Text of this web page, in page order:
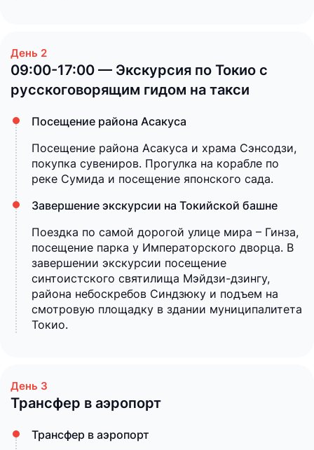
09:00-17:00 — Экскурсия по Токио с
русскоговорящим гидом на такси
Посещение района Асакуса
Посещение района Асакуса и храма Сэнсодзи,
покупка сувениров. Прогулка на корабле по
реке Сумида и посещение японского сада.
Завершение экскурсии на Токийской башне
Поездка по самой дорогой улице мира – Гинза,
посещение парка у Императорского дворца. В
завершении экскурсии посещение
синтоистского святилища Мэйдзи-дзингу,
района небоскребов Синдзюку и подъем на
смотровую площадку в здании муниципалитета
Токио.
Трансфер в аэропорт
Трансфер в аэропорт